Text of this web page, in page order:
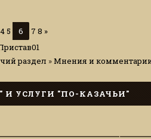
4 5 6 7 8 »
раздел »Мнения и комментарии
И УСЛУГИ "ПО-КАЗАЧЬИ"